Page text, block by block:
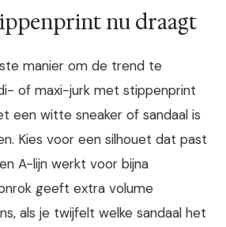
nu draagt
manier om de trend te
of maxi-jurk met stippenprint
een witte sneaker of sandaal is
Kies voor een silhouet dat past
A-lijn werkt voor bijna
geeft extra volume
als je twijfelt welke sandaal het